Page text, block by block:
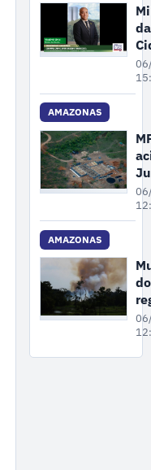
da
de
AMAZONAS
de
ao
AMAZONAS